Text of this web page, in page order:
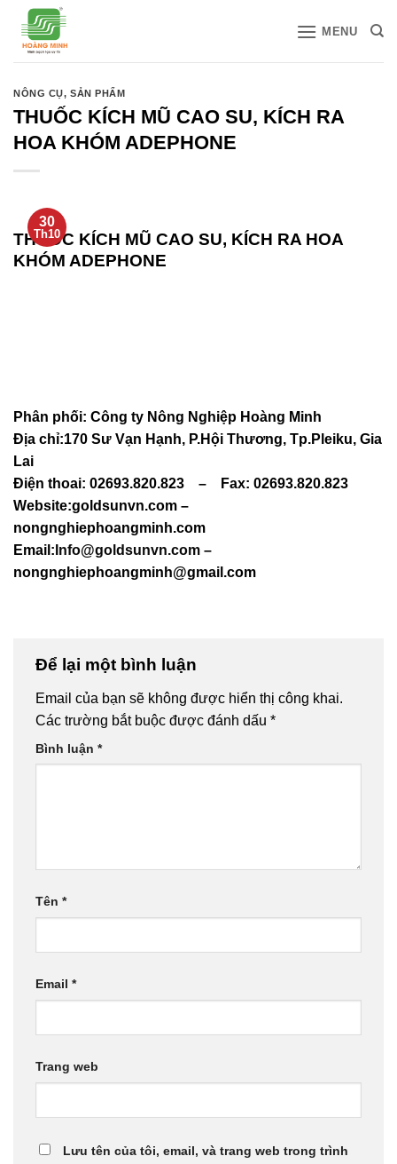
qua
MENU
NÔNG CỤ,SẢN PHẨM
THUỐC KÍCH MŨ CAO SU, KÍCH RA
HOA KHÓM ADEPHONE
30
Th10
THUỐC KÍCH MŨ CAO SU, KÍCH RA HOA
KHÓM ADEPHONE
Phân phối: Công ty Nông Nghiệp Hoàng Minh
Địa chỉ:170 Sư Vạn Hạnh, P.Hội Thương, Tp.Pleiku, Gia
Lai
Điện thoai: 02693.820.823 – Fax: 02693.820.823
Website:goldsunvn.com –
nongnghiephoangminh.com
Email: Info@goldsunvn.com –
nongnghiephoangminh@gmail.com
Để lại một bình luận
Email của bạn sẽ không được hiển thị công khai.
Các trường bắt buộc được đánh dấu *
Bình luận *
Tên *
Email *
Trang web
Lưu tên của tôi, email, và trang web trong trình